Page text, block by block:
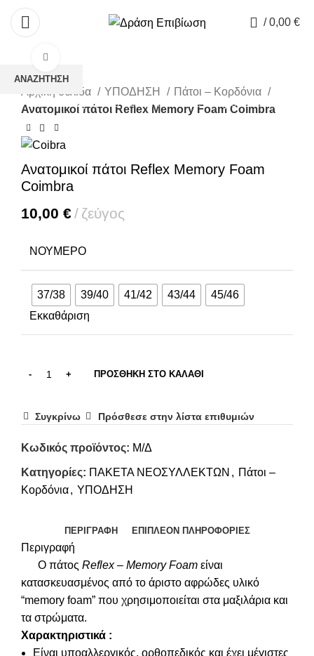
/ 0,00 €
Αρχική σελίδα ΥΠΟΔΗΣΗ
Πάτοι – Κορδόνια
Ανατομικοί πάτοι Reflex Memory Foam Coimbra
Ανατομικοί πάτοι Reflex Memory Foam
Coimbra
10,00 € ζεύγος
ΝΟΎΜΕΡΟ
37/38 39/40 41/42 43/44
45/46
Εκκαθάριση
ΠΡΟΣΘΉΚΗ ΣΤΟ ΚΑΛΆΘΙ
Συγκρίνω Πρόσθεσε στην λίστα επιθυμιών
Κωδικός προϊόντος: Μ/Δ
Κατηγορίες: ΠΑΚΕΤΑ ΝΕΟΣΥΛΛΕΚΤΩΝ , Πάτοι –
Κορδόνια, ΥΠΟΔΗΣΗ
ΠΕΡΙΓΡΑΦΉ ΕΠΙΠΛΈΟΝ ΠΛΗΡΟΦΟΡΊΕΣ
Περιγραφή
Ο πάτος Reflex – Memory Foam είναι
κατασκευασμένος από το άριστο αφρώδες υλικό
“memory foam” που χρησιμοποιείται στα μαξιλάρια και
τα στρώματα.
Χαρακτηριστικά :
Είναι υποαλλεργικός, ορθοπεδικός και έχει μέγιστες
ΑΝΑΖΉΤΗΣΗ
Ξεκινήστε να πληκτρολογείτε για να δείτε τα προϊόντα που